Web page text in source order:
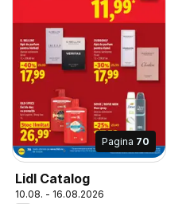
Pagina 70
Lidl Catalog
10.08. - 16.08.2026